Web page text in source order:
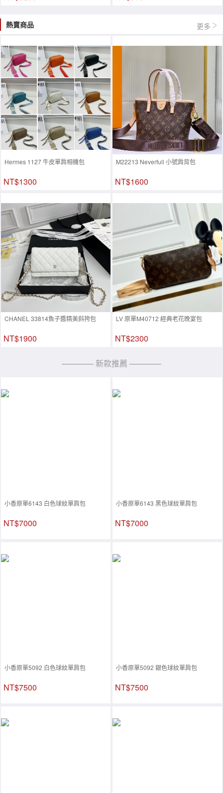
熱賣商品 更多
Hermes 1127 牛皮單肩相機包
NT$1300
M22213 Neverfull 小號肩背包
NT$1600
CHANEL 33814魚子醬精美斜挎包
NT$1900
LV 原單M40712 經典老花晚宴包
NT$2300
———— 新款推薦 ————
小香原單6143 白色球紋單肩包
NT$7000
小香原單6143 黑色球紋單肩包
NT$7000
小香原單5092 白色球紋單肩包
NT$7500
小香原單5092 銀色球紋單肩包
NT$7500